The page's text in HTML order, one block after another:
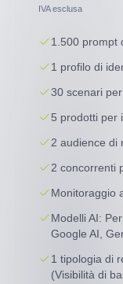
IVA esclusa
1.500 prompt
1 profilo di
30 scenari
5 prodotti per
2 audience di
2 concorrenti
Monitoraggio
Modelli AI:
Google AI,
1 tipologia di
(Visibilità di